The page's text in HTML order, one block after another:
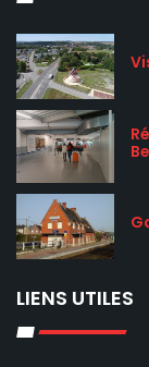
LIENS UTILES